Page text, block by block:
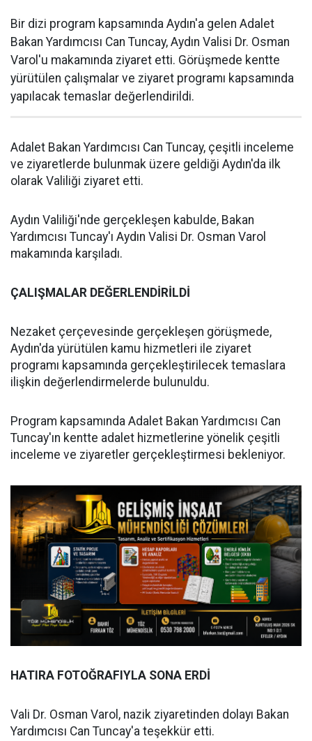
Bir dizi program kapsamında Aydın'a gelen Adalet
Bakan Yardımcısı Can Tuncay, Aydın Valisi Dr. Osman
Varol'u makamında ziyaret etti. Görüşmede kentte
yürütülen çalışmalar ve ziyaret programı kapsamında
yapılacak temaslar değerlendirildi.
Adalet Bakan Yardımcısı Can Tuncay, çeşitli inceleme
ve ziyaretlerde bulunmak üzere geldiği Aydın'da ilk
olarak Valiliği ziyaret etti.
Aydın Valiliği'nde gerçekleşen kabulde, Bakan
Yardımcısı Tuncay'ı Aydın Valisi Dr. Osman Varol
makamında karşıladı.
ÇALIŞMALAR DEĞERLENDİRİLDİ
Nezaket çerçevesinde gerçekleşen görüşmede,
Aydın'da yürütülen kamu hizmetleri ile ziyaret
programı kapsamında gerçekleştirilecek temaslara
ilişkin değerlendirmelerde bulunuldu.
Program kapsamında Adalet Bakan Yardımcısı Can
Tuncay'ın kentte adalet hizmetlerine yönelik çeşitli
inceleme ve ziyaretler gerçekleştirmesi bekleniyor.
HATIRA FOTOĞRAFIYLA SONA ERDİ
Vali Dr. Osman Varol, nazik ziyaretinden dolayı Bakan
Yardımcısı Can Tuncay'a teşekkür etti.